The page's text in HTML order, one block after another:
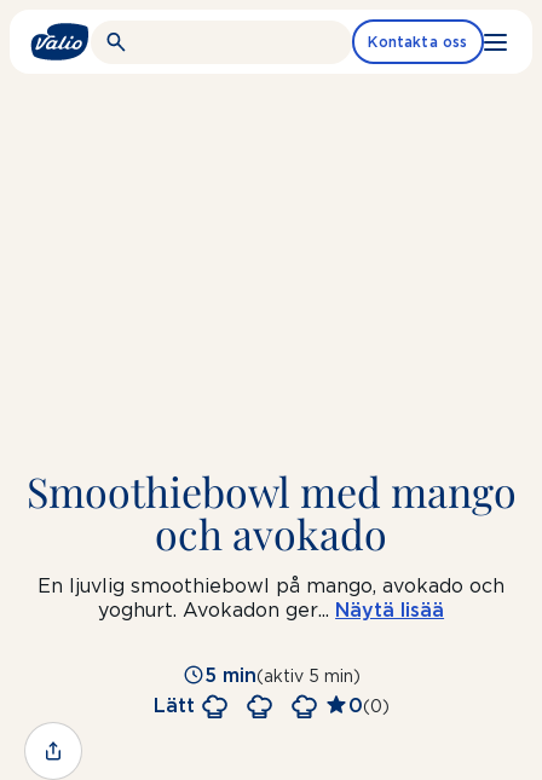
Kontakta oss
Smoothiebowl med mango
och avokado
En ljuvlig smoothiebowl på mango, avokado och
yoghurt. Avokadon ger... Näytä lisää
5 min(aktiv 5 min)
Lätt 0(0)